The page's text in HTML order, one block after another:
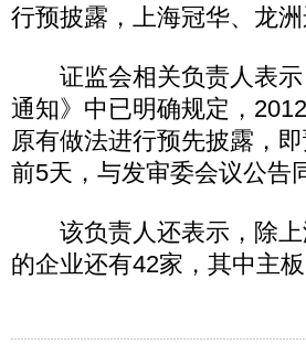
行预披露，上海冠华、龙
证监会相关负责人表示
通知》中已明确规定，
原有做法进行预先披露，
前5天，与发审委会议公告
该负责人还表示，除上
的企业还有42家，其中主